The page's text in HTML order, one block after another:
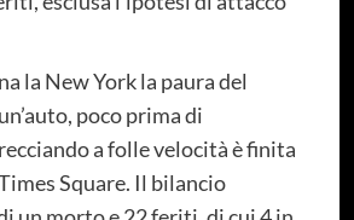
la New York la paura del
poco prima di
a folle velocità è finita
Square. Il bilancio